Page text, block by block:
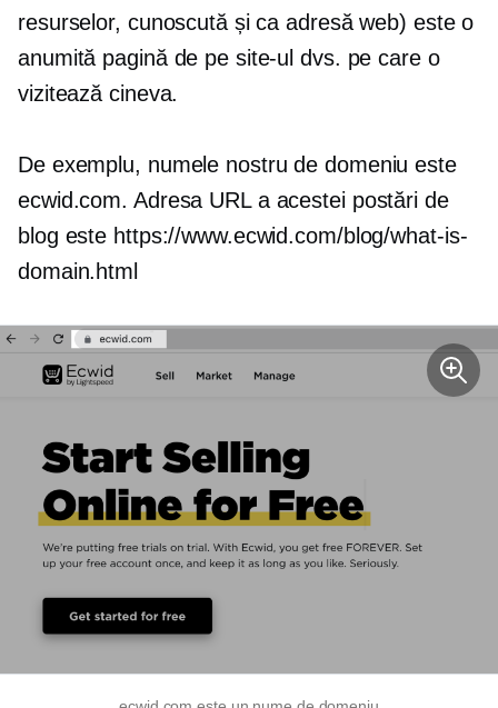
resurselor, cunoscută și ca adresă web) este o
anumită pagină de pe site-ul dvs. pe care o
vizitează cineva.
De exemplu, numele nostru de domeniu este
ecwid.com. Adresa URL a acestei postări de
blog este https://www.ecwid.com/blog/what-is-
domain.html